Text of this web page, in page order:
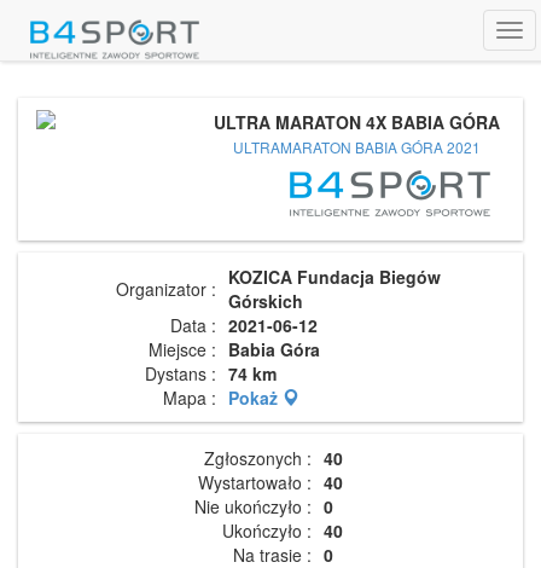
ULTRA MARATON 4X BABIA GÓRA
ULTRAMARATON BABIA GÓRA 2021
Organizator : KOZICA Fundacja Biegów
Górskich
Data : 2021-06-12
Miejsce : Babia Góra
Dystans : 74 km
Mapa : Pokaż
Zgłoszonych : 40
Wystartowało : 40
Nie ukończyło : 0
Ukończyło : 40
Na trasie : 0